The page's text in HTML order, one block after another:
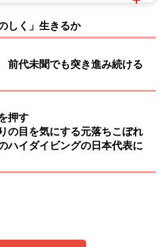
しく」生きるか
代未聞でも突き進み続ける
押す
の目を気にする元落ちこぼれ
ハイダイビングの日本代表に